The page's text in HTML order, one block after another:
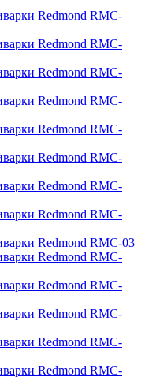
Redmond RMC-
Redmond RMC-
Redmond RMC-
Redmond RMC-
Redmond RMC-
Redmond RMC-
Redmond RMC-
Redmond RMC-
Redmond RMC-03
Redmond RMC-
Redmond RMC-
Redmond RMC-
Redmond RMC-
Redmond RMC-